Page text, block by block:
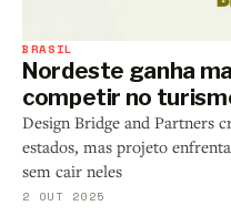
BRASIL
Nordeste ganha
competir no
Design Bridge and Partners
estados, mas projeto
sem cair neles
2 OUT 2025